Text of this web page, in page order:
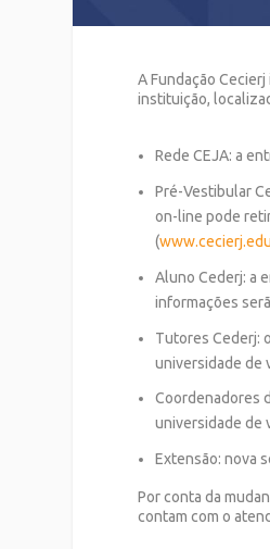
A Fundação
instituição,
Rede CEJA: a
Pré-Vestibular
on-line pode
(
Aluno Cederj: a
informações
Tutores Cederj:
universidade de
Coordenadores
universidade de
Extensão: nova
Por conta da
contam com o